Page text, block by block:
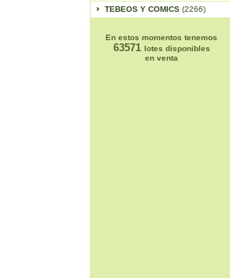
TEBEOS Y COMICS (2266)
En estos momentos tenemos
63571 lotes disponibles
en venta